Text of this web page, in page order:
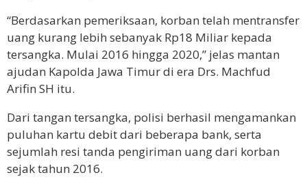
“Berdasarkan pemeriksaan, korban telah mentransfer
uang kurang lebih sebanyak Rp18 Miliar kepada
tersangka. Mulai 2016 hingga 2020,” jelas mantan
ajudan Kapolda Jawa Timur di era Drs. Machfud
Arifin SH itu.
Dari tangan tersangka, polisi berhasil mengamankan
puluhan kartu debit dari beberapa bank, serta
sejumlah resi tanda pengiriman uang dari korban
sejak tahun 2016.